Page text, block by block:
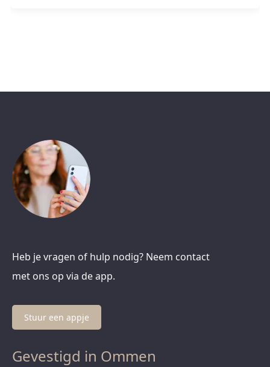
Heb je vragen of hulp nodig? Neem contact
met ons op via de app.
Stuur een appje
Gevestigd in Ommen